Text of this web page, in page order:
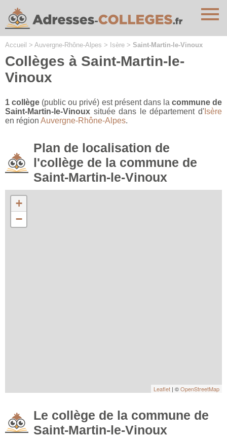
Accueil > Auvergne-Rhône-Alpes > Isère > Saint-Martin-le-Vinoux
Collèges à Saint-Martin-le-
Vinoux
1 collège (public ou privé) est présent dans la commune de
Saint-Martin-le-Vinoux située dans le département d' Isère
en région Auvergne-Rhône-Alpes.
Plan de localisation de
l'collège de la commune de
Saint-Martin-le-Vinoux
+
−
Leaflet | ©OpenStreetMap
Le collège de la commune de
Saint-Martin-le-Vinoux